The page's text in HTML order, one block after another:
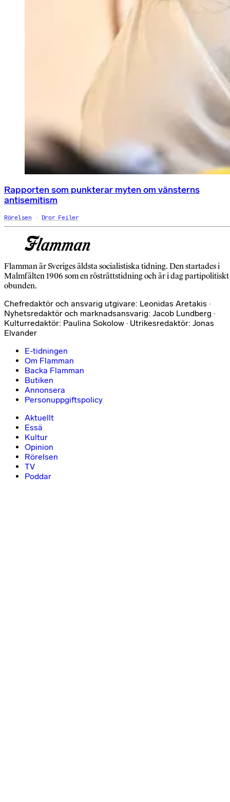
Rapporten som punkterar myten om vänsterns
antisemitism
Rörelsen Dror Feiler
Flamman är Sveriges äldsta socialistiska tidning. Den startades i
Malmfälten 1906 som en rösträttstidning och är i dag partipolitiskt
obunden.
Chefredaktör och ansvarig utgivare: Leonidas Aretakis ·
Nyhetsredaktör och marknadsansvarig: Jacob Lundberg ·
Kulturredaktör: Paulina Sokolow · Utrikesredaktör: Jonas
Elvander
E-tidningen
Om Flamman
Backa Flamman
Butiken
Annonsera
Personuppgiftspolicy
Aktuellt
Essä
Kultur
Opinion
Rörelsen
TV
Poddar